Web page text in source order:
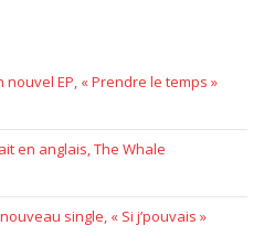
EP, « Prendre le temps »
en anglais, The Whale
single, « Si j’pouvais »